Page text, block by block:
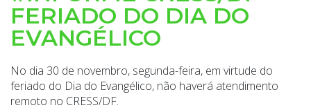
FERIADO DO DIA DO
EVANGÉLICO
No dia 30 de novembro, segunda-feira, em virtude do
feriado do Dia do Evangélico, não haverá atendimento
remoto no CRESS/DF.